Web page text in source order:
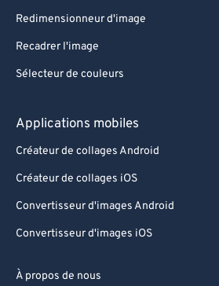
Redimensionneur d'image
Recadrer l'image
Sélecteur de couleurs
Applications mobiles
Créateur de collages Android
Créateur de collages iOS
Convertisseur d'images Android
Convertisseur d'images iOS
À propos de nous